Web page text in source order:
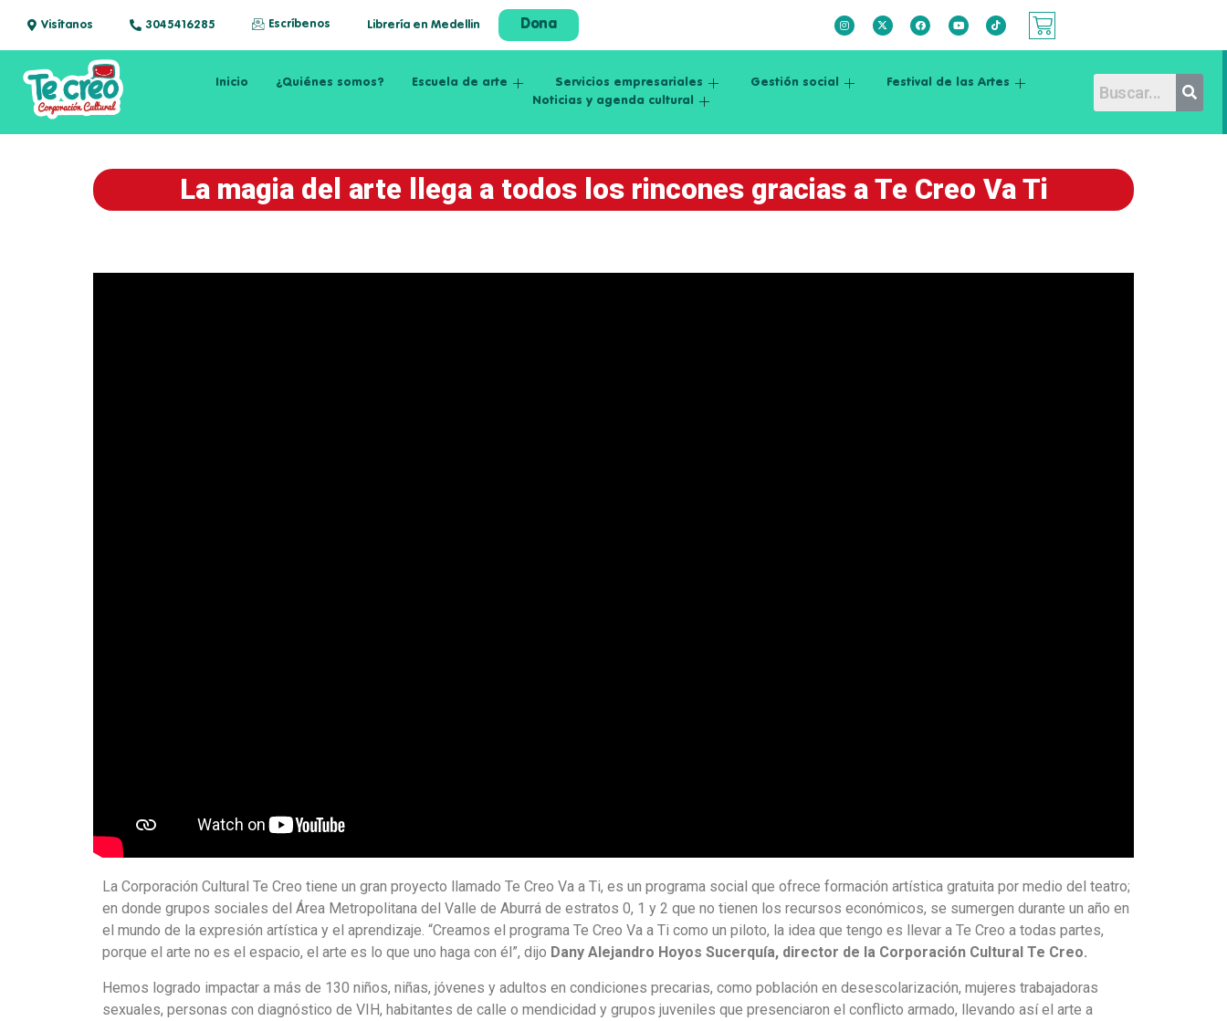
Visítanos 3045416285 Escríbenos Librería en Medellin Dona
Inicio ¿Quiénes somos? Escuela de arte Servicios empresariales Gestión social
Festival de las Artes
Noticias y agenda cultural
La magia del arte llega a todos los rincones gracias a Te Creo Va Ti
La Corporación Cultural Te Creo tiene un gran proyecto llamado Te Creo Va a Ti, es un programa social que ofrece formación artística gratuita por medio del teatro;
en donde grupos sociales del Área Metropolitana del Valle de Aburrá de estratos 0, 1 y 2 que no tienen los recursos económicos, se sumergen durante un año en
el mundo de la expresión artística y el aprendizaje. “Creamos el programa Te Creo Va a Ti como un piloto, la idea que tengo es llevar a Te Creo a todas partes,
porque el arte no es el espacio, el arte es lo que uno haga con él”, dijo Dany Alejandro Hoyos Sucerquía, director de la Corporación Cultural Te Creo.
Hemos logrado impactar a más de 130 niños, niñas, jóvenes y adultos en condiciones precarias, como población en desescolarización, mujeres trabajadoras
sexuales, personas con diagnóstico de VIH, habitantes de calle o mendicidad y grupos juveniles que presenciaron el conflicto armado, llevando así el arte a